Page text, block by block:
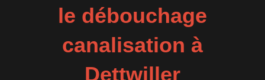
le débouchage
canalisation à
Dettwiller